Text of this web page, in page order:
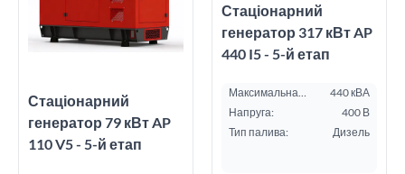
Стаціонарний
генератор 79 кВт AP
110 V5 - 5-й етап
Стаціонарний
генератор 317 кВт AP
440 I5 - 5-й етап
Максимальна
440 кВА
Напруга:
400 В
Тип палива:
Дизель